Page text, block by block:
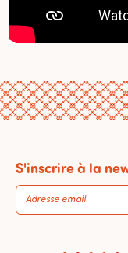
S'inscrire à la